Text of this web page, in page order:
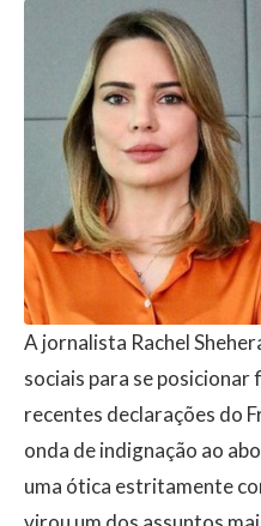
A jornalista Rachel
sociais para se
recentes declarações do
onda de indignação ao
uma ótica estritamente